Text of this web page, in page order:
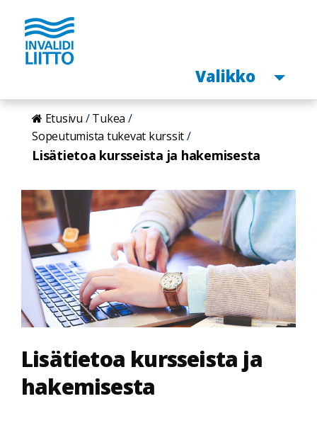
Hyppää
pääsisältöön
Avaa
Valikko
Etusivu
Tukea
Sopeutumista tukevat kurssit
Lisätietoa kursseista ja hakemisesta
Lisätietoa kursseista ja
hakemisesta